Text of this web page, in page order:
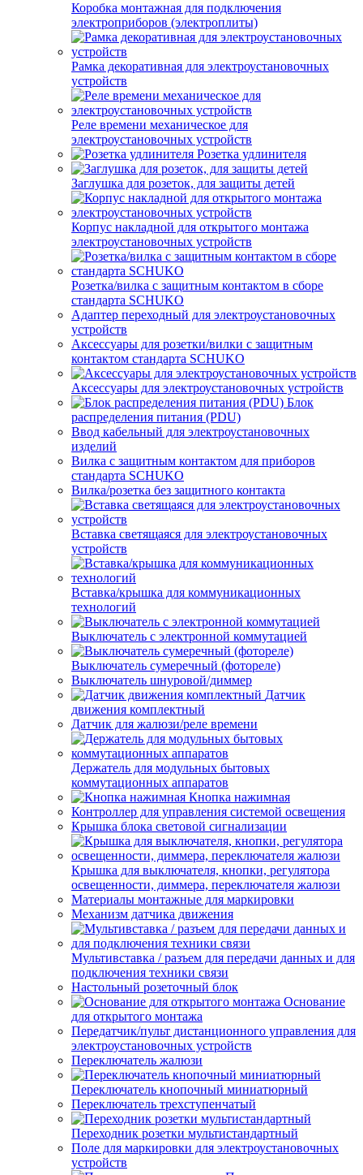
Коробка монтажная для подключения
электроприборов (электроплиты)
Рамка декоративная для электроустановочных
устройств
Реле времени механическое для
электроустановочных устройств
Розетка удлинителя
Заглушка для розеток, для защиты детей
Корпус накладной для открытого монтажа
электроустановочных устройств
Розетка/вилка с защитным контактом в сборе
стандарта SCHUKO
Адаптер переходный для электроустановочных
устройств
Аксессуары для розетки/вилки с защитным
контактом стандарта SCHUKO
Аксессуары для электроустановочных устройств
Блок
распределения питания (PDU)
Ввод кабельный для электроустановочных
изделий
Вилка с защитным контактом для приборов
стандарта SCHUKO
Вилка/розетка без защитного контакта
Вставка светящаяся для электроустановочных
устройств
Вставка/крышка для коммуникационных
технологий
Выключатель с электронной коммутацией
Выключатель сумеречный (фотореле)
Выключатель шнуровой/диммер
Датчик
движения комплектный
Датчик для жалюзи/реле времени
Держатель для модульных бытовых
коммутационных аппаратов
Кнопка нажимная
Контроллер для управления системой освещения
Крышка блока световой сигнализации
Крышка для выключателя, кнопки, регулятора
освещенности, диммера, переключателя жалюзи
Материалы монтажные для маркировки
Механизм датчика движения
Мультивставка / разъем для передачи данных и для
подключения техники связи
Настольный розеточный блок
Основание
для открытого монтажа
Передатчик/пульт дистанционного управления для
электроустановочных устройств
Переключатель жалюзи
Переключатель кнопочный миниатюрный
Переключатель трехступенчатый
Переходник розетки мультистандартный
Поле для маркировки для электроустановочных
устройств